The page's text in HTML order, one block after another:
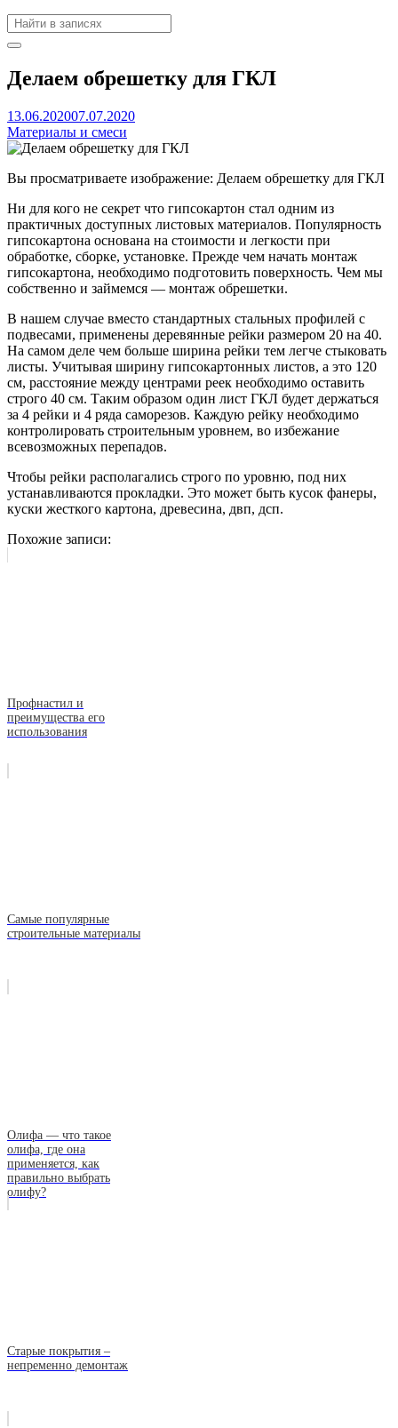
Делаем обрешетку для ГКЛ
13.06.202007.07.2020
Материалы и смеси
Вы просматриваете изображение: Делаем обрешетку для ГКЛ
Ни для кого не секрет что гипсокартон стал одним из
практичных доступных листовых материалов. Популярность
гипсокартона основана на стоимости и легкости при
обработке, сборке, установке. Прежде чем начать монтаж
гипсокартона, необходимо подготовить поверхность. Чем мы
собственно и займемся — монтаж обрешетки.
В нашем случае вместо стандартных стальных профилей с
подвесами, применены деревянные рейки размером 20 на 40.
На самом деле чем больше ширина рейки тем легче стыковать
листы. Учитывая ширину гипсокартонных листов, а это 120
см, расстояние между центрами реек необходимо оставить
строго 40 см. Таким образом один лист ГКЛ будет держаться
за 4 рейки и 4 ряда саморезов. Каждую рейку необходимо
контролировать строительным уровнем, во избежание
всевозможных перепадов.
Чтобы рейки располагались строго по уровню, под них
устанавливаются прокладки. Это может быть кусок фанеры,
куски жесткого картона, древесина, двп, дсп.
Похожие записи:
Профнастил и
преимущества его
использования
Самые популярные
строительные материалы
Олифа — что такое
олифа, где она
применяется, как
правильно выбрать
олифу?
Старые покрытия –
непременно демонтаж